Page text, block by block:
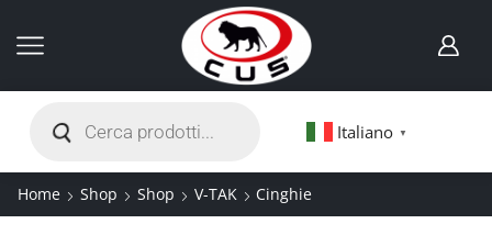
Italiano ▼
Home Shop Shop V-TAK Cinghie